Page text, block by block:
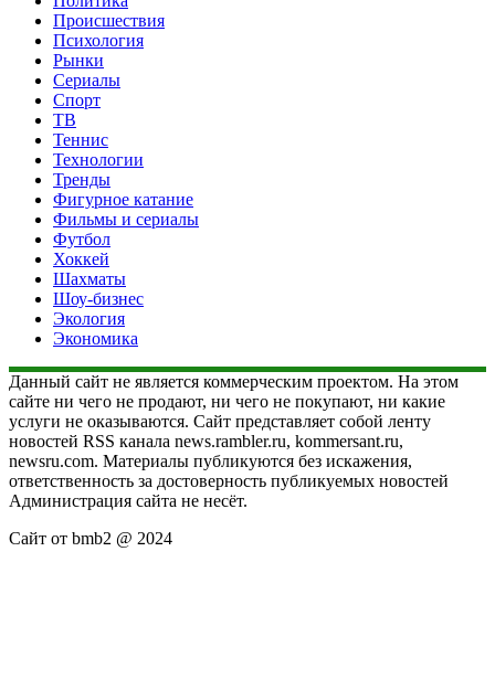
Происшествия
Психология
Рынки
Сериалы
Спорт
ТВ
Теннис
Технологии
Тренды
Фигурное катание
Фильмы и сериалы
Футбол
Хоккей
Шахматы
Шоу-бизнес
Экология
Экономика
Данный сайт не является коммерческим проектом. На этом
сайте ни чего не продают, ни чего не покупают, ни какие
услуги не оказываются. Сайт представляет собой ленту
новостей RSS канала news.rambler.ru, kommersant.ru,
newsru.com. Материалы публикуются без искажения,
ответственность за достоверность публикуемых новостей
Администрация сайта не несёт.
Сайт от bmb2 @ 2024